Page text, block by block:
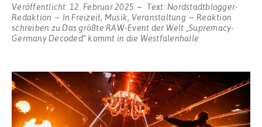
Veröffentlicht: 12. Februar 2025 Text: Nordstadtblogger-
Redaktion
InFreizeit, Musik, Veranstaltung
Reaktion
schreiben zu Das größte RAW-Event der Welt „Supremacy-
Germany Decoded“ kommt in die Westfalenhalle